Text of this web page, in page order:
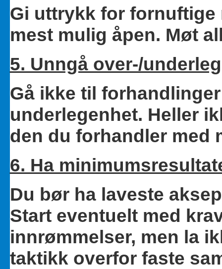
Gi uttrykk for
mest mulig åpen. Møt
5. Unngå over-/
Gå ikke til
underlegenhet. Heller
den du forhandler med
6. Ha
Du bør ha laveste
Start eventuelt med
innrømmelser, men la
taktikk overfor faste